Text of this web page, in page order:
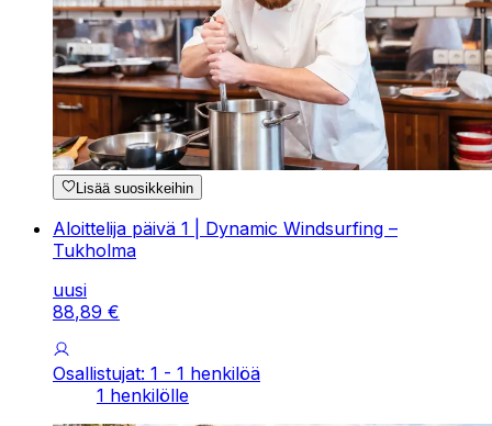
Lisää suosikkeihin
Aloittelija päivä 1 | Dynamic Windsurfing –
Tukholma
uusi
88,89 €
Osallistujat: 1 - 1 henkilöä
1 henkilölle